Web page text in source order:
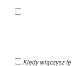
Kiedy włączysz tę